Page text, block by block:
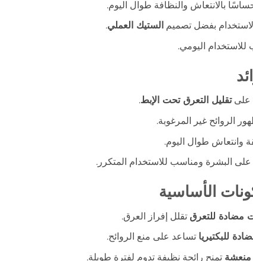
بالانتعاش والنظافة طوال اليوم.
بفضل تصميم الستيك العملي.
اليومي.
علىتقليل التعرق تحت الإبط.
الروائح غير المرغوبة.
وانتعاش طوال اليوم.
البشرة ومناسب للاستخدام المتكرر.
الأساسية
مضادة للتعرق تقلل إفراز العرق.
للبكتيريا تساعد على منع الروائح.
تمنح رائحة نظيفة تدوم لفترة طويلة.